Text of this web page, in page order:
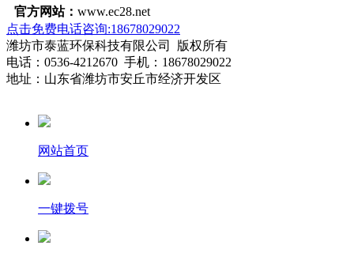
官方网站： www.ec28.net
点击免费电话咨询:18678029022
潍坊市泰蓝环保科技有限公司 版权所有
电话：0536-4212670 手机：18678029022
地址：山东省潍坊市安丘市经济开发区
网站首页
一键拨号